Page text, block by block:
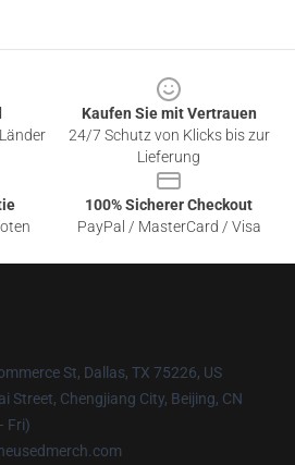
Kaufen Sie mit Vertrauen
24/7 Schutz von Klicks bis zur
Lieferung
100% Sicherer Checkout
PayPal / MasterCard / Visa
St, Dallas, TX 75226, US
Street, Chengjiang City, Beijing, CN
Fri)